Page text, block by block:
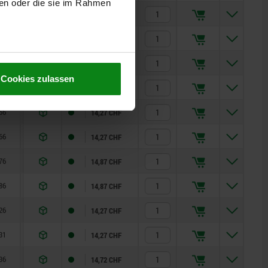
oder die sie im Rahmen
Cookies zulassen
190 13,84 CHF
190 14,27 CHF
66 190 14,27 CHF
190 14,87 CHF
86 190 14,87 CHF
26 190 14,27 CHF
31 190 14,27 CHF
36 190 14,72 CHF